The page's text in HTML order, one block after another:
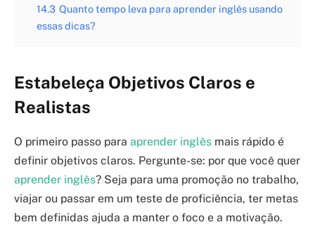
14.3 Quanto tempo leva para aprender inglês usando
essas dicas?
Estabeleça Objetivos Claros e
Realistas
O primeiro passo para aprender inglês mais rápido é
definir objetivos claros. Pergunte-se: por que você quer
aprender inglês? Seja para uma promoção no trabalho,
viajar ou passar em um teste de proficiência, ter metas
bem definidas ajuda a manter o foco e a motivação.